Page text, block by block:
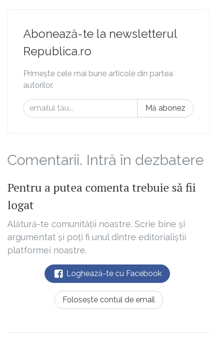
Abonează-te la newsletterul
Republica.ro
Primește cele mai bune articole din partea
autorilor.
Mă abonez
Comentarii. Intră în dezbatere
Pentru a putea comenta trebuie să fii
logat
Alătură-te comunității noastre. Scrie bine și
argumentat și poți fi unul dintre editorialiștii
platformei noastre.
Loghează-te cu Facebook
Folosește contul de email